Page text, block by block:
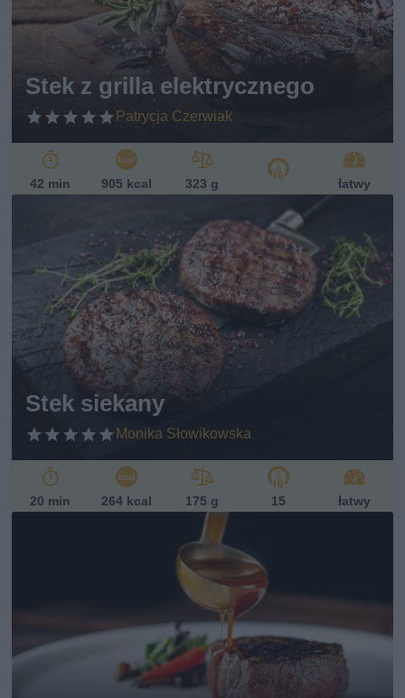
Stek z grilla elektrycznego
Patrycja Czerwiak
42 min 905 kcal 323 g łatwy
Stek siekany
Monika Słowikowska
20 min 264 kcal 175 g 15 łatwy